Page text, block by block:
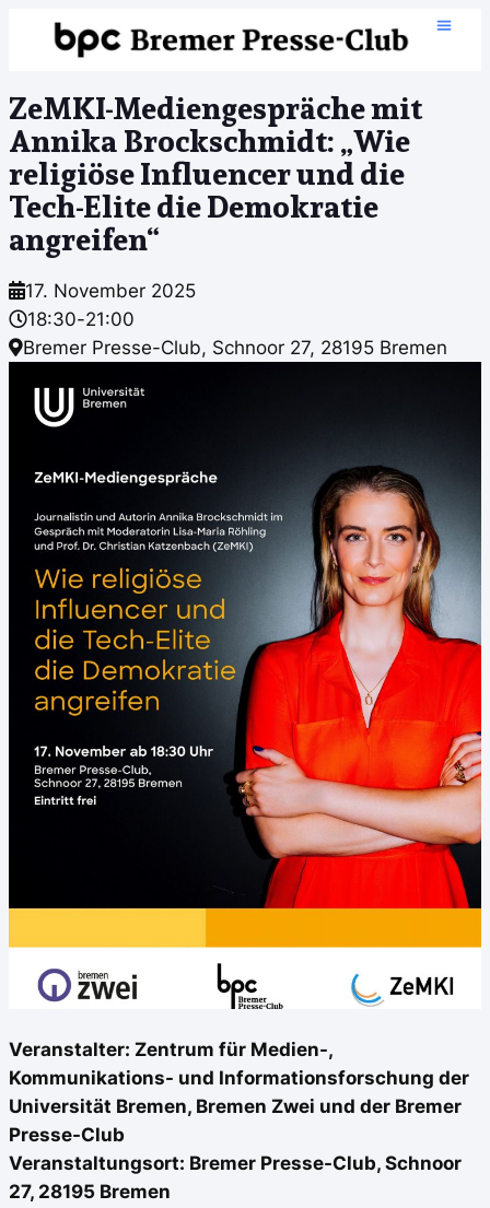
ZeMKI-Mediengespräche mit
Annika Brockschmidt: „Wie
religiöse Influencer und die
Tech-Elite die Demokratie
angreifen“
17. November 2025
18:30-21:00
Bremer Presse-Club, Schnoor 27, 28195 Bremen
Veranstalter: Zentrum für Medien-,
Kommunikations- und Informationsforschung der
Universität Bremen, Bremen Zwei und der Bremer
Presse-Club
Veranstaltungsort: Bremer Presse-Club, Schnoor
27, 28195 Bremen